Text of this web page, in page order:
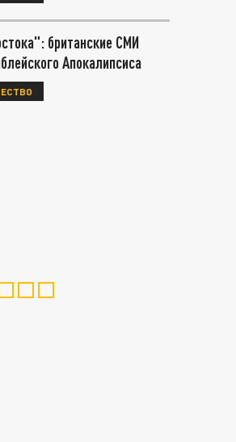
британские СМИ
Апокалипсиса